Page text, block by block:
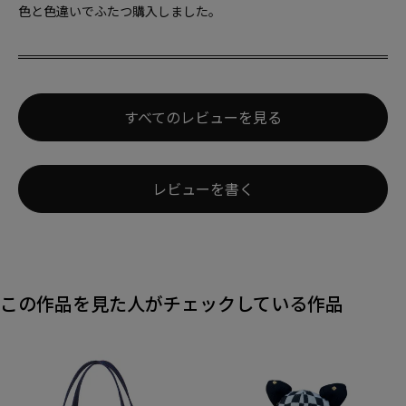
色と色違いでふたつ購入しました。
すべてのレビューを見る
レビューを書く
この作品を見た人がチェックしている作品